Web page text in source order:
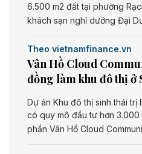
6.500 m2 đất tại phường
khách sạn nghỉ dưỡng Đại
Theo vietnamfinance.vn
Vân Hồ Cloud
đồng làm khu đô thị ở
Dự án Khu đô thị sinh thái trị
có quy mô đầu tư hơn
phần Vân Hồ Cloud